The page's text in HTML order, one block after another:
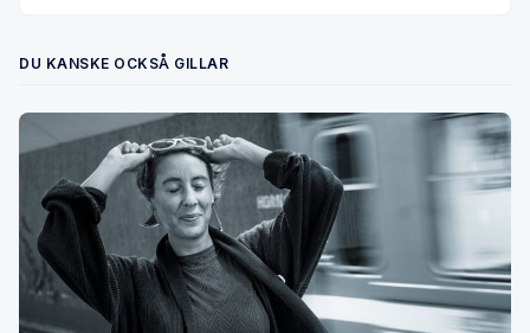
DU KANSKE OCKSÅ GILLAR